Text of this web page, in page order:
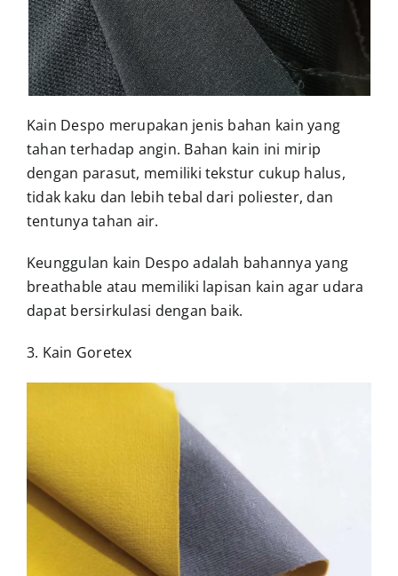
Kain Despo merupakan jenis bahan kain yang
tahan terhadap angin. Bahan kain ini mirip
dengan parasut, memiliki tekstur cukup halus,
tidak kaku dan lebih tebal dari poliester, dan
tentunya tahan air.
Keunggulan kain Despo adalah bahannya yang
breathable atau memiliki lapisan kain agar udara
dapat bersirkulasi dengan baik.
3. Kain Goretex